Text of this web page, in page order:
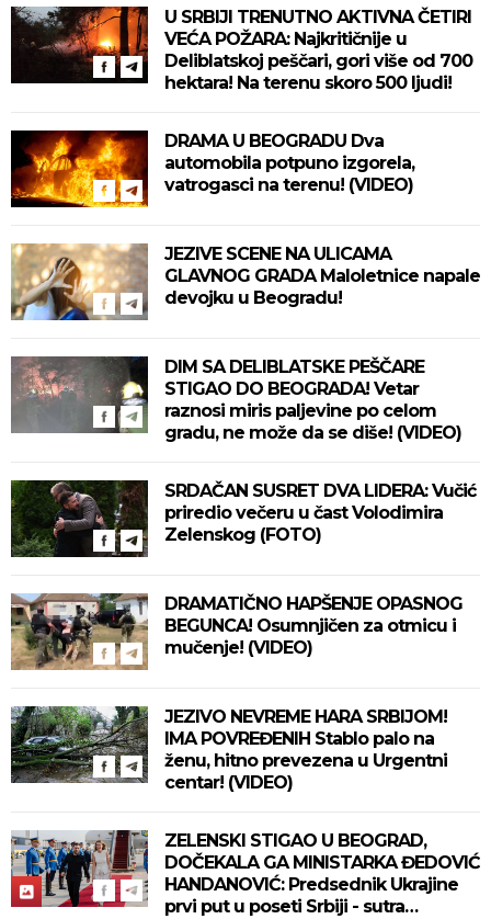
U SRBIJI TRENUTNO AKTIVNA ČETIRI
VEĆA POŽARA: Najkritičnije u
Deliblatskoj peščari, gori više od 700
hektara! Na terenu skoro 500 ljudi!
DRAMA U BEOGRADU Dva
automobila potpuno izgorela,
vatrogasci na terenu! (VIDEO)
JEZIVE SCENE NA ULICAMA
GLAVNOG GRADA Maloletnice napale
devojku u Beogradu!
DIM SA DELIBLATSKE PEŠČARE
STIGAO DO BEOGRADA! Vetar
raznosi miris paljevine po celom
gradu, ne može da se diše! (VIDEO)
SRDAČAN SUSRET DVA LIDERA: Vučić
priredio večeru u čast Volodimira
Zelenskog (FOTO)
DRAMATIČNO HAPŠENJE OPASNOG
BEGUNCA! Osumnjičen za otmicu i
mučenje! (VIDEO)
JEZIVO NEVREME HARA SRBIJOM!
IMA POVREĐENIH Stablo palo na
ženu, hitno prevezena u Urgentni
centar! (VIDEO)
ZELENSKI STIGAO U BEOGRAD,
DOČEKALA GA MINISTARKA ĐEDOVIĆ
HANDANOVIĆ: Predsednik Ukrajine
prvi put u poseti Srbiji - sutra